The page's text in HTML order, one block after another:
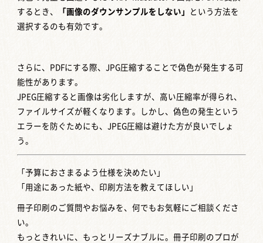
するとき、
「画像のダウンサンプルをしない」
という方法を
選択するのも有効です。
さらに、PDFにする際、JPG圧縮することで偽色が発生する可
能性があります。
JPEG圧縮すると画像は劣化しますが、高い圧縮率が得られ、
ファイルサイズが軽くなります。しかし、偽色の発生という
エラーを防ぐためにも、JPEG圧縮は避けた方が良いでしょ
う。
「予算におさまるよう仕様を決めたい」
「用途にあった紙や、印刷方法を教えてほしい」
冊子印刷のご質問やお悩みを、何でもお気軽にご相談くださ
い。
もっときれいに、もっとリーズナブルに。冊子印刷のプロが